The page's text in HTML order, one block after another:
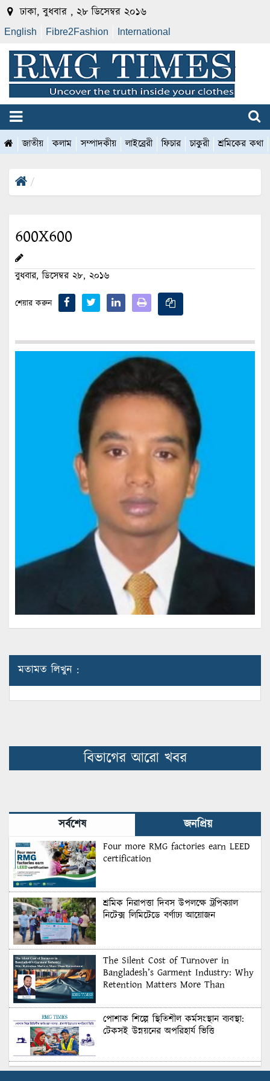
ঢাকা, বুধবার , ২৮ ডিসেম্বর ২০১৬
English Fibre2Fashion International
জাতীয় কলাম সম্পাদকীয় লাইব্রেরী ফিচার চাকুরী শ্রমিকের কথা
600X600
বুধবার, ডিসেম্বর ২৮, ২০১৬
শেয়ার করুন
মতামত লিখুন :
বিভাগের আরো খবর
সর্বশেষ জনপ্রিয়
Four more RMG factories earn LEED
certification
শ্রমিক নিরাপত্তা দিবস উপলক্ষে ট্রপিক্যাল
নিটেক্স লিমিটেডে বর্ণাঢ্য আয়োজন
The Silent Cost of Turnover in
Bangladesh’s Garment Industry: Why
Retention Matters More Than
পোশাক শিল্পে স্থিতিশীল কর্মসংস্থান ব্যবস্থা:
টেকসই উন্নয়নের অপরিহার্য ভিত্তি
শুল্কের দেয়াল ভাঙার সুযোগ: মার্কিন বাজারে